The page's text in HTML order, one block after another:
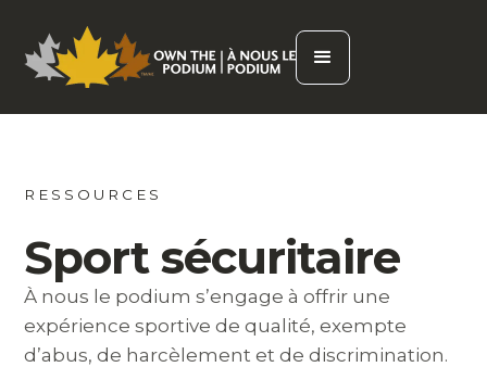
RESSOURCES
Sport sécuritaire
À nous le podium s’engage à offrir une
expérience sportive de qualité, exempte
d’abus, de harcèlement et de discrimination.